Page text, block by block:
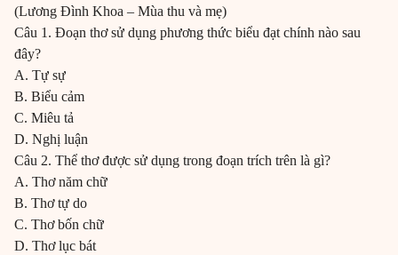
(Lương Đình Khoa – Mùa thu và mẹ)
Câu 1. Đoạn thơ sử dụng phương thức biểu đạt chính nào sau
đây?
A. Tự sự
B. Biểu cảm
C. Miêu tả
D. Nghị luận
Câu 2. Thể thơ được sử dụng trong đoạn trích trên là gì?
A. Thơ năm chữ
B. Thơ tự do
C. Thơ bốn chữ
D. Thơ lục bát